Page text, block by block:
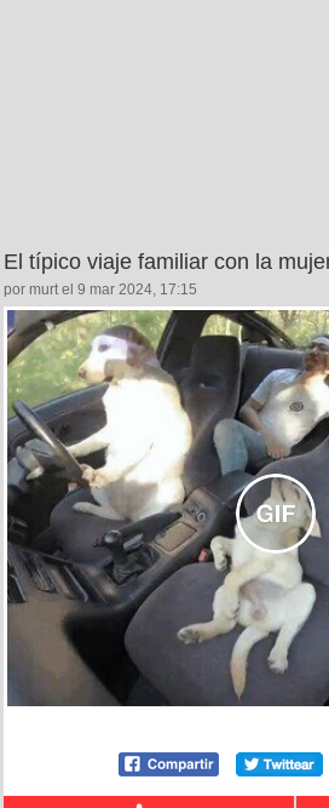
El típico viaje familiar con la
por murt el 9 mar 2024, 17:15